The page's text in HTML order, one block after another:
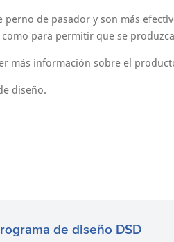
de pasador y son más
para permitir que se
más información sobre el
diseño.
de diseño DSD